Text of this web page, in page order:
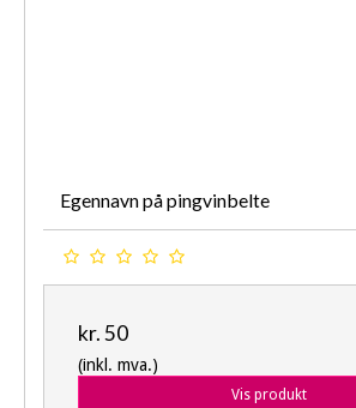
Egennavn på pingvinbelte
kr. 50
(inkl. mva.)
Vis produkt